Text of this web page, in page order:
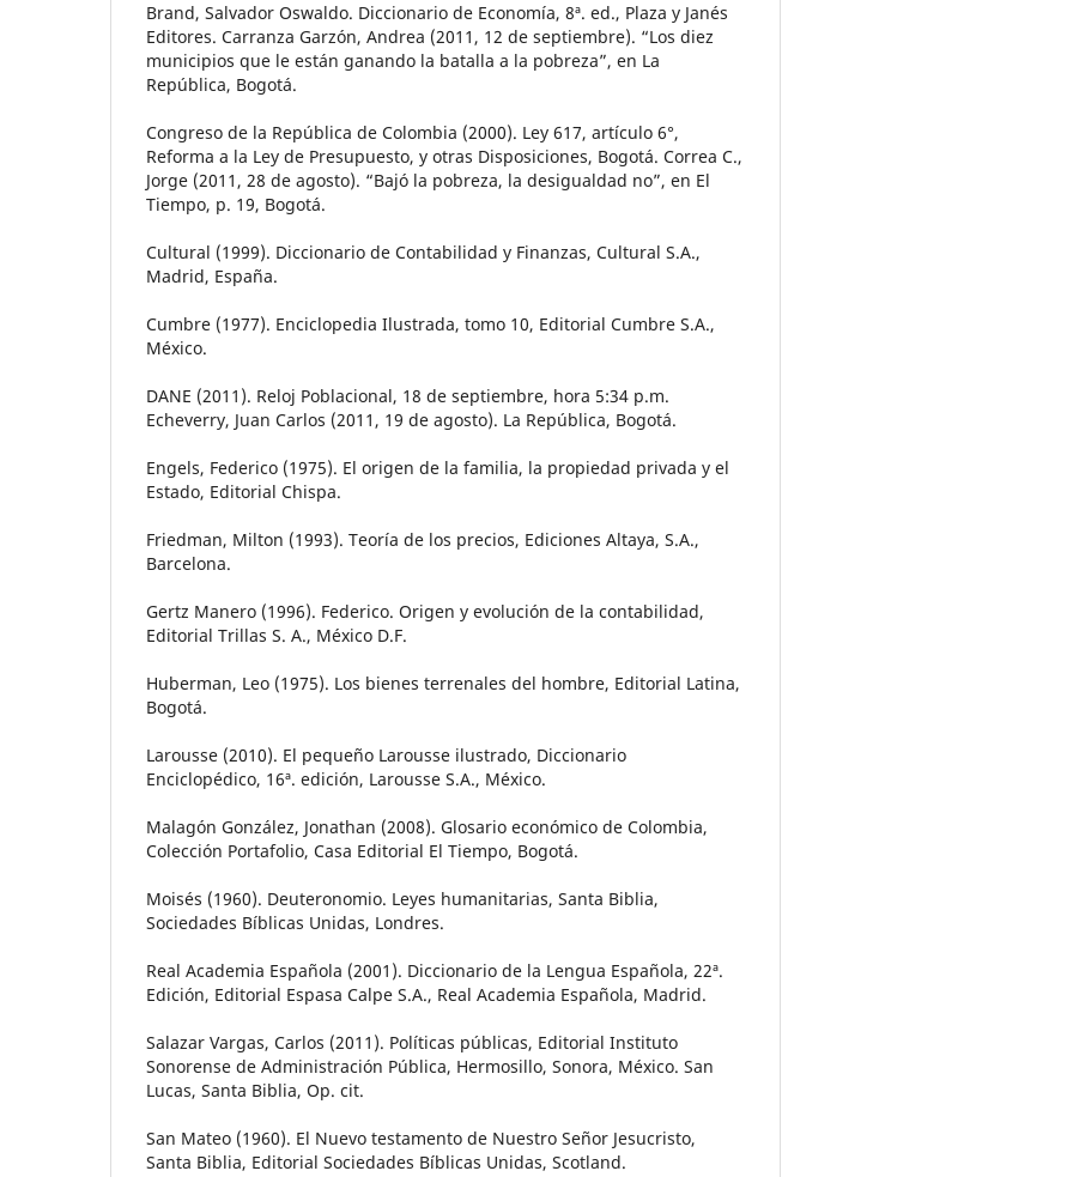
Brand, Salvador Oswaldo. Diccionario de Economía, 8ª. ed., Plaza y Janés
Editores. Carranza Garzón, Andrea (2011, 12 de septiembre). “Los diez
municipios que le están ganando la batalla a la pobreza”, en La
República, Bogotá.
Congreso de la República de Colombia (2000). Ley 617, artículo 6°,
Reforma a la Ley de Presupuesto, y otras Disposiciones, Bogotá. Correa C.,
Jorge (2011, 28 de agosto). “Bajó la pobreza, la desigualdad no”, en El
Tiempo, p. 19, Bogotá.
Cultural (1999). Diccionario de Contabilidad y Finanzas, Cultural S.A.,
Madrid, España.
Cumbre (1977). Enciclopedia Ilustrada, tomo 10, Editorial Cumbre S.A.,
México.
DANE (2011). Reloj Poblacional, 18 de septiembre, hora 5:34 p.m.
Echeverry, Juan Carlos (2011, 19 de agosto). La República, Bogotá.
Engels, Federico (1975). El origen de la familia, la propiedad privada y el
Estado, Editorial Chispa.
Friedman, Milton (1993). Teoría de los precios, Ediciones Altaya, S.A.,
Barcelona.
Gertz Manero (1996). Federico. Origen y evolución de la contabilidad,
Editorial Trillas S. A., México D.F.
Huberman, Leo (1975). Los bienes terrenales del hombre, Editorial Latina,
Bogotá.
Larousse (2010). El pequeño Larousse ilustrado, Diccionario
Enciclopédico, 16ª. edición, Larousse S.A., México.
Malagón González, Jonathan (2008). Glosario económico de Colombia,
Colección Portafolio, Casa Editorial El Tiempo, Bogotá.
Moisés (1960). Deuteronomio. Leyes humanitarias, Santa Biblia,
Sociedades Bíblicas Unidas, Londres.
Real Academia Española (2001). Diccionario de la Lengua Española, 22ª.
Edición, Editorial Espasa Calpe S.A., Real Academia Española, Madrid.
Salazar Vargas, Carlos (2011). Políticas públicas, Editorial Instituto
Sonorense de Administración Pública, Hermosillo, Sonora, México. San
Lucas, Santa Biblia, Op. cit.
San Mateo (1960). El Nuevo testamento de Nuestro Señor Jesucristo,
Santa Biblia, Editorial Sociedades Bíblicas Unidas, Scotland.